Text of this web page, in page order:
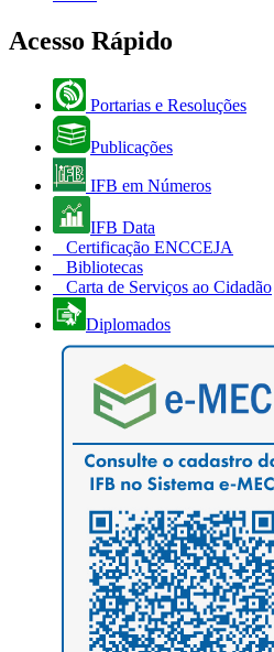
Acesso Rápido
Portarias e Resoluções
Publicações
IFB em Números
IFB Data
Certificação ENCCEJA
Bibliotecas
Carta de Serviços ao Cidadão
Diplomados